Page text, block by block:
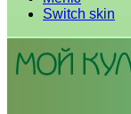
Switch skin